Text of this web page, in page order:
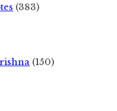
(383)
(150)